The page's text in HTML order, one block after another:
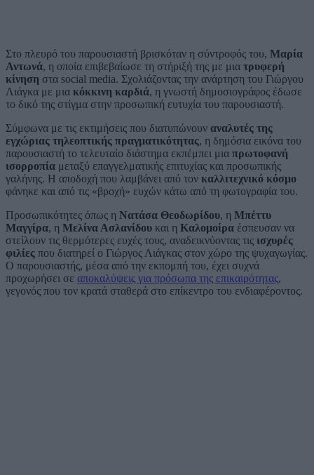
Στο πλευρό του παρουσιαστή βρισκόταν η σύντροφός του, Μαρία
Αντωνά, η οποία επιβεβαίωσε τη στήριξή της με μια τρυφερή
κίνηση στα social media. Σχολιάζοντας την ανάρτηση του Γιώργου
Λιάγκα με μια κόκκινη καρδιά, η γνωστή δημοσιογράφος έδωσε
το δικό της στίγμα στην προσωπική ευτυχία του παρουσιαστή.
Σύμφωνα με τις εκτιμήσεις που διατυπώνουν αναλυτές της
εγχώριας τηλεοπτικής πραγματικότητας, η δημόσια εικόνα του
παρουσιαστή το τελευταίο διάστημα εκπέμπει μια πρωτοφανή
ισορροπία μεταξύ επαγγελματικής επιτυχίας και προσωπικής
γαλήνης. Η αποδοχή που λαμβάνει από τον καλλιτεχνικό κόσμο
φάνηκε και από τις «βροχή» ευχών κάτω από τη φωτογραφία του.
Προσωπικότητες όπως η Νατάσα Θεοδωρίδου, η Μπέττυ
Μαγγίρα, η Μελίνα Ασλανίδου και η Καλομοίρα έσπευσαν να
στείλουν τις θερμότερες ευχές τους, αναδεικνύοντας τις ισχυρές
φιλίες που διατηρεί ο Γιώργος Λιάγκας στον χώρο της ψυχαγωγίας.
Ο παρουσιαστής, μέσα από την εκπομπή του, έχει συχνά
προχωρήσει σε αποκαλύψεις για πρόσωπα της επικαιρότητας,
γεγονός που τον κρατά σταθερά στο επίκεντρο του ενδιαφέροντος.